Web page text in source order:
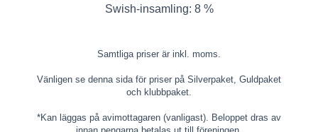
Swish-insamling: 8 %
Samtliga priser är inkl. moms.
Vänligen se denna sidaför priser på Silverpaket, Guldpaket
och klubbpaket.
*Kan läggas på avimottagaren (vanligast). Beloppet dras av